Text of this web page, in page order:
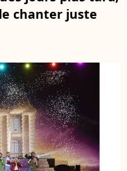
chanter juste